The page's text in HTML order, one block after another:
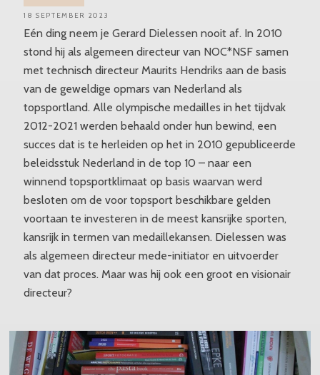
Eén ding neem je Gerard Dielessen nooit af. In 2010
stond hij als algemeen directeur van NOC*NSF samen
met technisch directeur Maurits Hendriks aan de basis
van de geweldige opmars van Nederland als
topsportland. Alle olympische medailles in het tijdvak
2012-2021 werden behaald onder hun bewind, een
succes dat is te herleiden op het in 2010 gepubliceerde
beleidsstuk Nederland in de top 10 – naar een
winnend topsportklimaat op basis waarvan werd
besloten om de voor topsport beschikbare gelden
voortaan te investeren in de meest kansrijke sporten,
kansrijk in termen van medaillekansen. Dielessen was
als algemeen directeur mede-initiator en uitvoerder
van dat proces. Maar was hij ook een groot en visionair
directeur?
18 SEPTEMBER 2023